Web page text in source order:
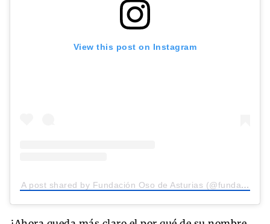
View this post on Instagram
A post shared by Fundación Oso de Asturias (@fundacionosodeasturias)